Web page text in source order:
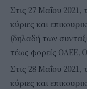
Στις 27 Μαΐου
κύριες και
(δηλαδή των
τέως φορείς ΟΑΕΕ,
Στις 28 Μαΐου
κύριες και